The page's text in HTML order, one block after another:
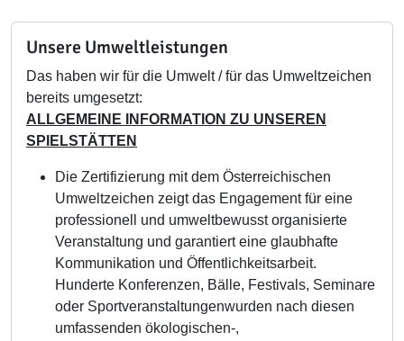
Unsere Umweltleistungen
Das haben wir für die Umwelt / für das Umweltzeichen
bereits umgesetzt:
ALLGEMEINE INFORMATION ZU UNSEREN
SPIELSTÄTTEN
Die Zertifizierung mit dem Österreichischen
Umweltzeichen zeigt das Engagement für eine
professionell und umweltbewusst organisierte
Veranstaltung und garantiert eine glaubhafte
Kommunikation und Öffentlichkeitsarbeit.
Hunderte Konferenzen, Bälle, Festivals, Seminare
oder Sportveranstaltungenwurden nach diesen
umfassenden ökologischen-,